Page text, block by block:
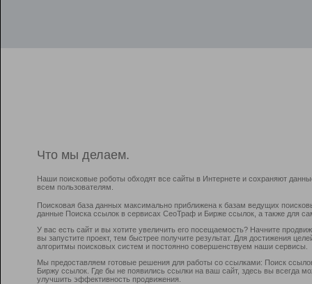
Что мы делаем.
Наши поисковые роботы обходят все сайты в Интернете и сохраняют
всем пользователям.
Поисковая база данных максимально приближена к базам ведущих
данные Поиска ссылок в сервисах СеоТраф и Бирже ссылок, а также для
У вас есть сайт и вы хотите увеличить его посещаемость? Начните
вы запустите проект, тем быстрее получите результат. Для достижения
алгоритмы поисковых систем и постоянно совершенствуем наши сервисы.
Мы предоставляем готовые решения для работы со ссылками: Поиск
Биржу ссылок. Где бы не появились ссылки на ваш сайт, здесь вы всегда
улучшить эффективность продвижения.